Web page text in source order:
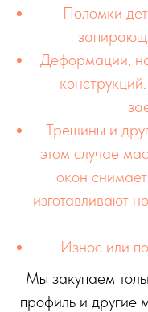
Поломки
Деформации,
Трещины и
этом случае
окон
изготавливают
Износ или
Мы закупаем
профиль и другие